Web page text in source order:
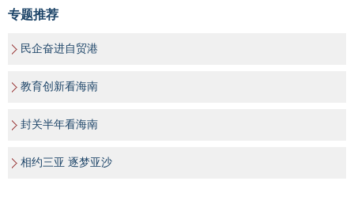
专题推荐
民企奋进自贸港
教育创新看海南
封关半年看海南
相约三亚 逐梦亚沙